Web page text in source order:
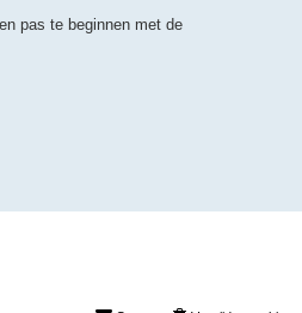
pas te beginnen met de